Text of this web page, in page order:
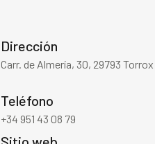
Dirección
Carr. de Almería, 30, 29793
Teléfono
+34 951 43 08 79